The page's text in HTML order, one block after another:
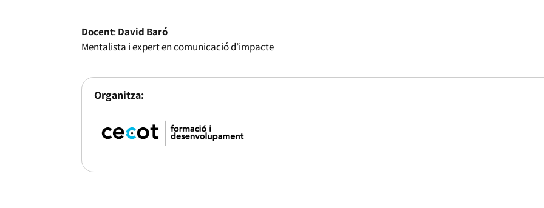
Docent:David Baró
Mentalista i expert en comunicació d’impacte
Organitza: